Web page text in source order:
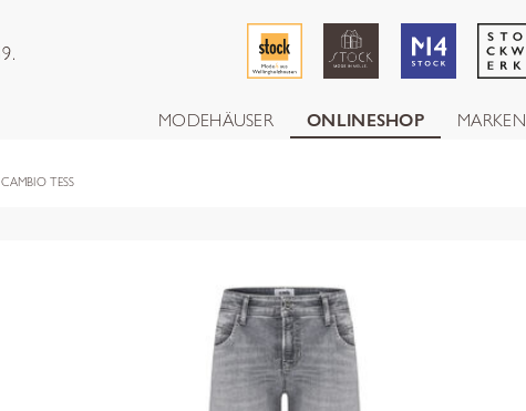
MODEHÄUSER ONLINESHOP MARKEN
CAMBIO TESS